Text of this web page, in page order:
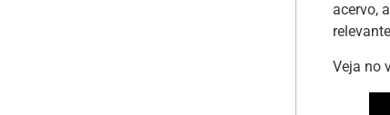
acervo,
Veja no